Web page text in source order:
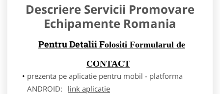
Descriere Servicii Promovare
Echipamente Romania
Pentru Detalii Folositi Formularul de
CONTACT
prezenta pe aplicatie pentru mobil - platforma
ANDROID:
link aplicatie